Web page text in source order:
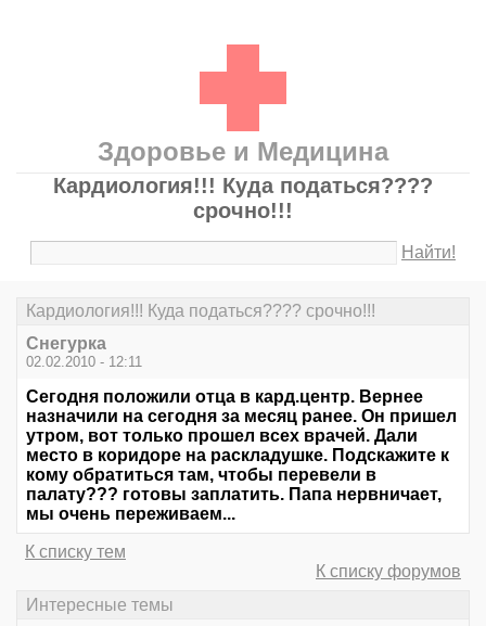
Здоровье и Медицина
Кардиология!!! Куда податься????
срочно!!!
Найти!
Кардиология!!! Куда податься???? срочно!!!
Снегурка
02.02.2010 - 12:11
Сегодня положили отца в кард.центр. Вернее
назначили на сегодня за месяц ранее. Он пришел
утром, вот только прошел всех врачей. Дали
место в коридоре на раскладушке. Подскажите к
кому обратиться там, чтобы перевели в
палату??? готовы заплатить. Папа нервничает,
мы очень переживаем...
К списку тем
К списку форумов
Интересные темы